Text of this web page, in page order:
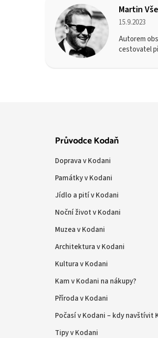
Martin
15.9.2023
Autorem
cestovatel
Průvodce Kodaň
Doprava v Kodani
Památky v Kodani
Jídlo a pití v Kodani
Noční život v Kodani
Muzea v Kodani
Architektura v Kodani
Kultura v Kodani
Kam v Kodani na nákupy?
Příroda v Kodani
Počasí v Kodani – kdy navštívit
Tipy v Kodani